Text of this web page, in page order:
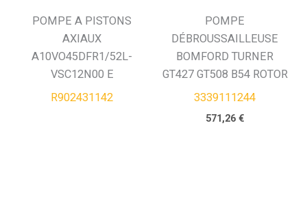
POMPE A PISTONS
AXIAUX
A10VO45DFR1/52L-
VSC12N00 E
R902431142
POMPE
DÉBROUSSAILLEUSE
BOMFORD TURNER
GT427 GT508 B54 ROTOR
3339111244
571,26 €